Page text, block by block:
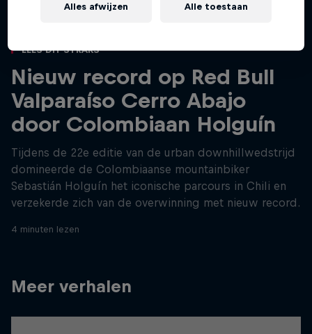
Lees dit straks
Nieuw record op Red Bull
Valparaíso Cerro Abajo
door Colombiaan Holguín
Tijdens de 22e editie van de urban downhillwedstrijd
domineerde de Colombiaanse mountainbiker
Sebastián Holguín het iconische parcours in Chili en
verzekerde zich van de overwinning met nieuw record.
4 minuten lezen
Meer verhalen
Alles afwijzen Alle toestaan